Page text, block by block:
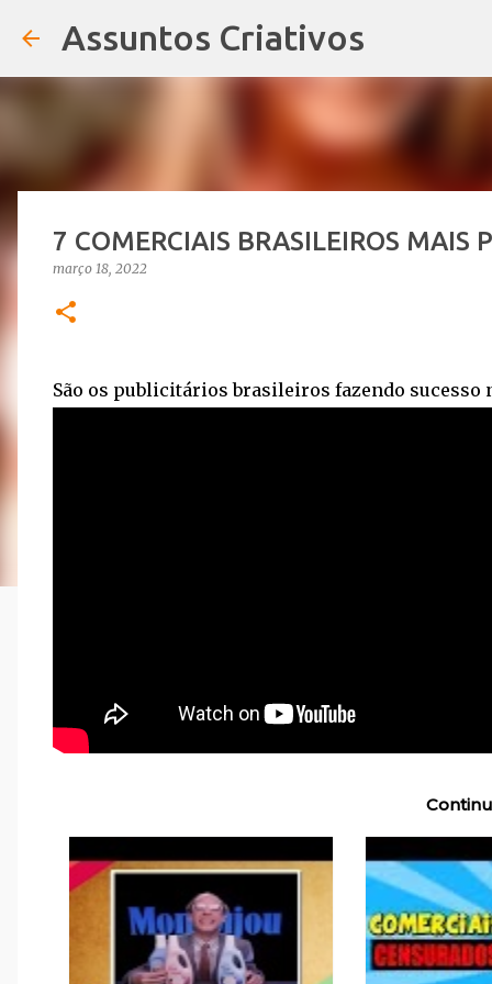
Assuntos Criativos
7 COMERCIAIS BRASILEIROS MAIS
março 18, 2022
São os publicitários brasileiros fazendo sucesso